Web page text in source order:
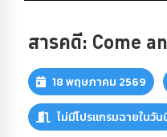
สารคดี: Come
18 พฤษภาคม 2569
ไม่มีโปรแกรมฉายในวัน